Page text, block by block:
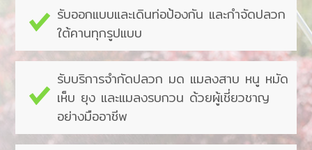
รับออกแบบ​และ​เดินท่อป้อง​กัน​ ​และ​กำ​จัดปลวก​
ใต้​คานทุกรูปแบบ​
รับบริการจำ​กัดปลวก​ ​มด​ ​แมลงสาบ​ ​หนู​ ​หมัด​
​เห็บ​ ​ยุง​ ​และ​แมลงรบกวน​ ​ด้วย​ผู้​เชี่ยวชาญ
อย่างมืออาชีพ​